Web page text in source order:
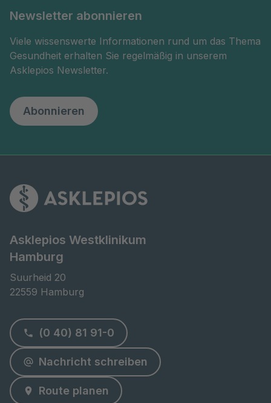
Newsletter abonnieren
Viele wissenswerte Informationen rund um das Thema
Gesundheit erhalten Sie regelmäßig in unserem
Asklepios Newsletter.
Abonnieren
Asklepios Westklinikum
Hamburg
Suurheid 20
22559 Hamburg
(0 40) 81 91-0
Nachricht schreiben
Route planen